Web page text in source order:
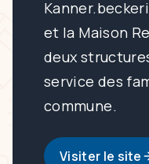
et la Maison
deux
service des
commune.
Visiter le site